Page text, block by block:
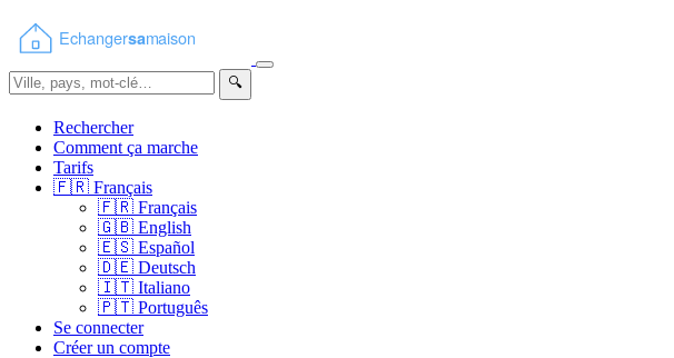
🔍
Rechercher
Comment ça marche
Tarifs
🇫🇷 Français
🇫🇷 Français
🇬🇧 English
🇪🇸 Español
🇩🇪 Deutsch
🇮🇹 Italiano
🇵🇹 Português
Se connecter
Créer un compte